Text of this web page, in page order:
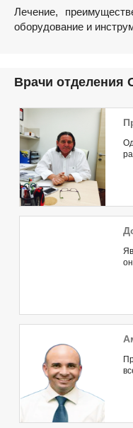
Лечение,
оборудование и
Врачи отделения